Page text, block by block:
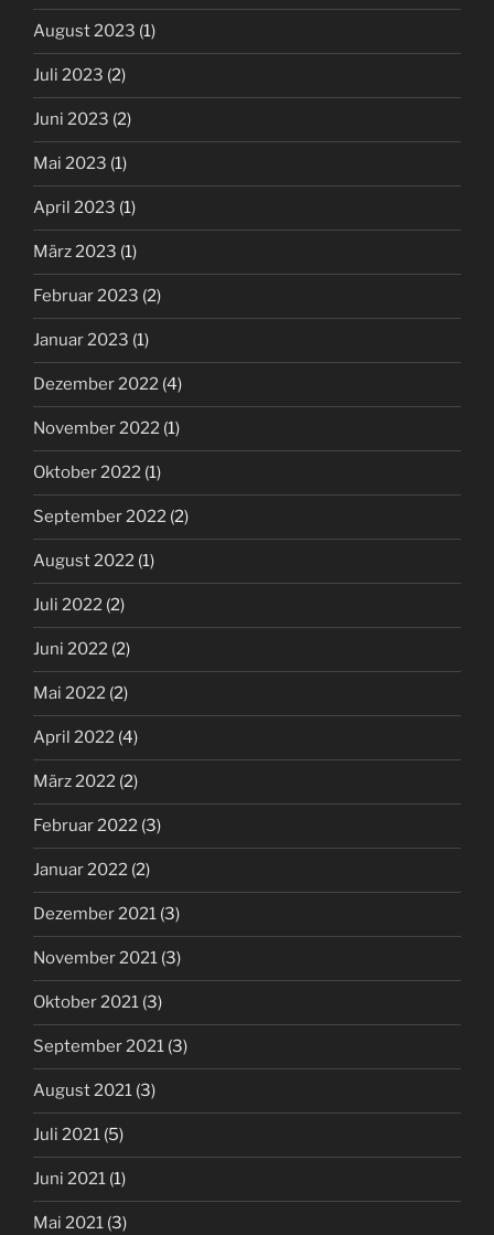
August 2023 (1)
Juli 2023 (2)
Juni 2023 (2)
Mai 2023 (1)
April 2023 (1)
März 2023 (1)
Februar 2023 (2)
Januar 2023 (1)
Dezember 2022 (4)
November 2022 (1)
Oktober 2022 (1)
September 2022 (2)
August 2022 (1)
Juli 2022 (2)
Juni 2022 (2)
Mai 2022 (2)
April 2022 (4)
März 2022 (2)
Februar 2022 (3)
Januar 2022 (2)
Dezember 2021 (3)
November 2021 (3)
Oktober 2021 (3)
September 2021 (3)
August 2021 (3)
Juli 2021 (5)
Juni 2021 (1)
Mai 2021 (3)